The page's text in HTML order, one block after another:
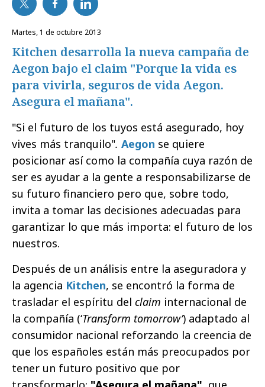
martes, 1 de octubre 2013
Kitchen desarrolla la nueva campaña de
Aegon bajo el claim "Porque la vida es
para vivirla, seguros de vida Aegon.
Asegura el mañana".
"Si el futuro de los tuyos está asegurado, hoy
vives más tranquilo". Aegon se quiere
posicionar así como la compañía cuya razón de
ser es ayudar a la gente a responsabilizarse de
su futuro financiero pero que, sobre todo,
invita a tomar las decisiones adecuadas para
garantizar lo que más importa: el futuro de los
nuestros.
Después de un análisis entre la aseguradora y
la agencia Kitchen, se encontró la forma de
trasladar el espíritu del claim internacional de
la compañía (‘Transform tomorrow’) adaptado al
consumidor nacional reforzando la creencia de
que los españoles están más preocupados por
tener un futuro positivo que por